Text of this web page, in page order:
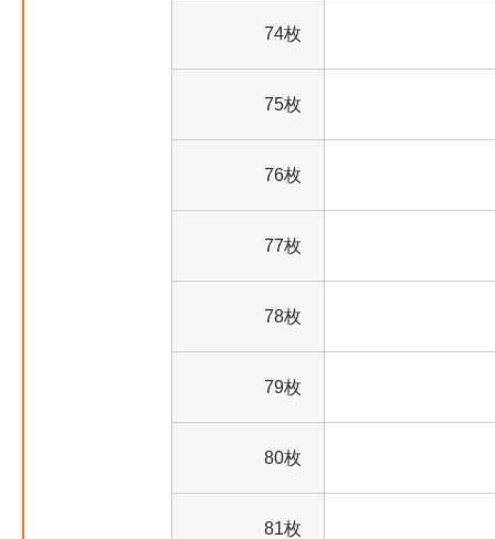
74枚
75枚
76枚
77枚
78枚
79枚
80枚
81枚